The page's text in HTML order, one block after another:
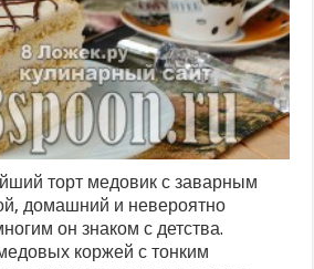
торт медовик с заварным
домашний и невероятно
он знаком с детства.
коржей с тонким